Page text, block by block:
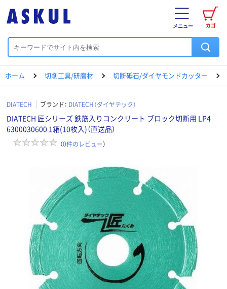
カゴ
メニュー
ホーム 切削工具/研磨材 切断砥石/ダイヤモンドカッター
DIATECH ブランド： DIATECH（ダイヤテック）
DIATECH 匠シリーズ 鉄筋入りコンクリート ブロック切断用 LP4
6300030600 1箱(10枚入)（直送品）
（0件のレビュー）